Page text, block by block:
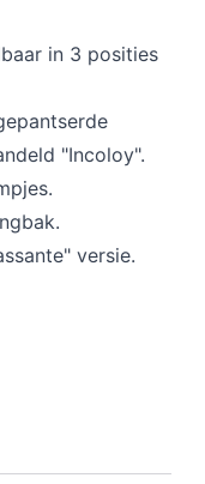
in 3 posities
"Incoloy".
versie.